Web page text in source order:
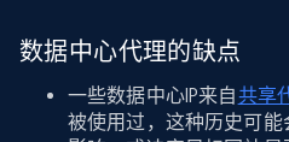
数据中心代理的缺点
一些数据中心IP来自共享
被使用过，这种历史可